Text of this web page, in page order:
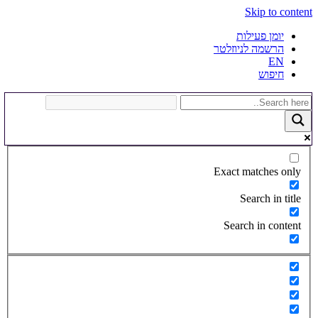
Skip to content
יומן פעילות
הרשמה לניוזלטר
EN
חיפוש
Exact matches only
Search in title
Search in content